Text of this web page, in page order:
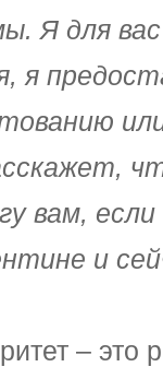
Я для
я
вам,
и
– это